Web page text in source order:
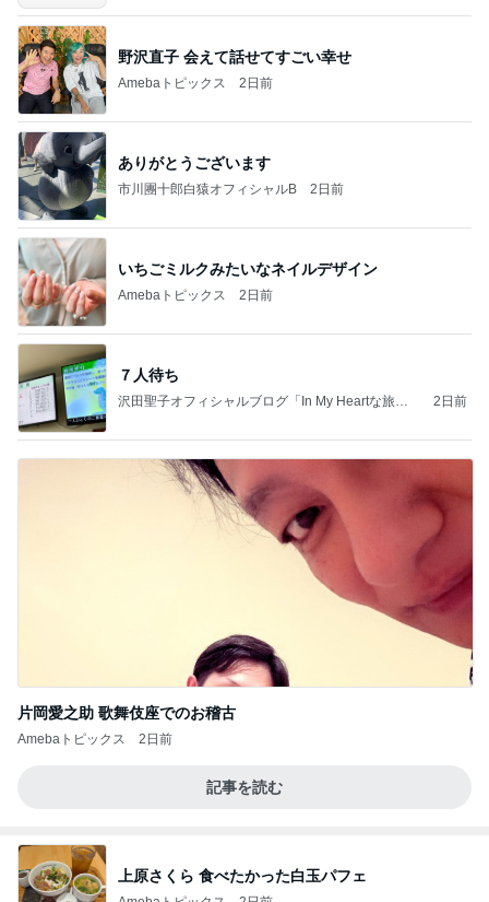
野沢直子 会えて話せてすごい幸せ
Amebaトピックス 2日前
ありがとうございます
市川團十郎白猿オフィシャルB 2日前
いちごミルクみたいなネイルデザイン
Amebaトピックス 2日前
７人待ち
沢田聖子オフィシャルブログ「In My Heartな旅日
2日前
片岡愛之助 歌舞伎座でのお稽古
Amebaトピックス 2日前
記事を読む
上原さくら 食べたかった白玉パフェ